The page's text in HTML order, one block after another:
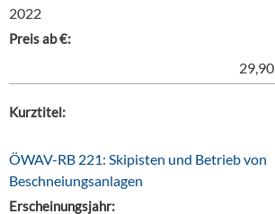
2022
Preis ab €:
29,90
Kurztitel:
ÖWAV-RB 221: Skipisten und Betrieb von
Beschneiungsanlagen
Erscheinungsjahr: